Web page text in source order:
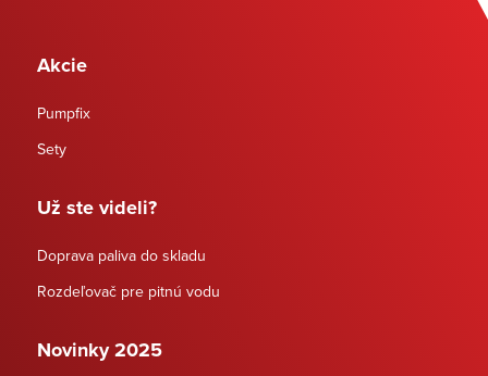
Akcie
Pumpfix
Sety
Už ste videli?
Doprava paliva do skladu
Rozdeľovač pre pitnú vodu
Novinky 2025